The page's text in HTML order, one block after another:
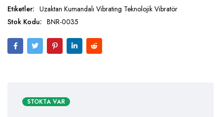
STOKTA VAR
Etiketler: Uzaktan Kumandalı Vibrating Teknolojik Vibratör
Stok Kodu: BNR-0035